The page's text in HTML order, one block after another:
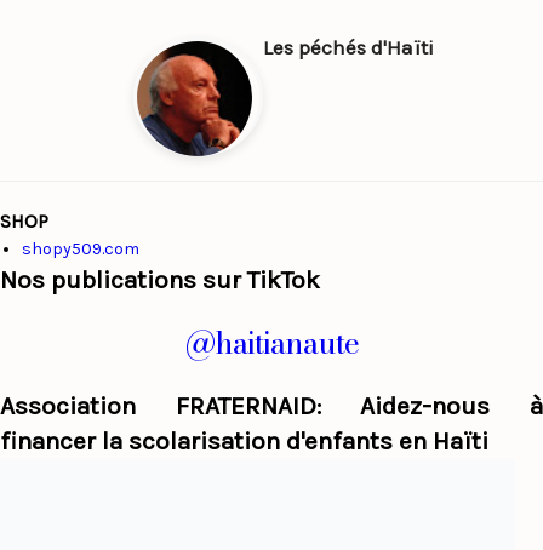
Les péchés d'Haïti
SHOP
shopy509.com
Nos publications sur TikTok
@haitianaute
Association FRATERNAID: Aidez-nous à
financer la scolarisation d'enfants en Haïti